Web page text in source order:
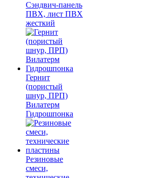
Сэндвич-панель
ПВХ, лист ПВХ
жесткий
Гернит
(пористый
шнур, ПРП)
Вилатерм
Гидрошпонка
Резиновые
смеси,